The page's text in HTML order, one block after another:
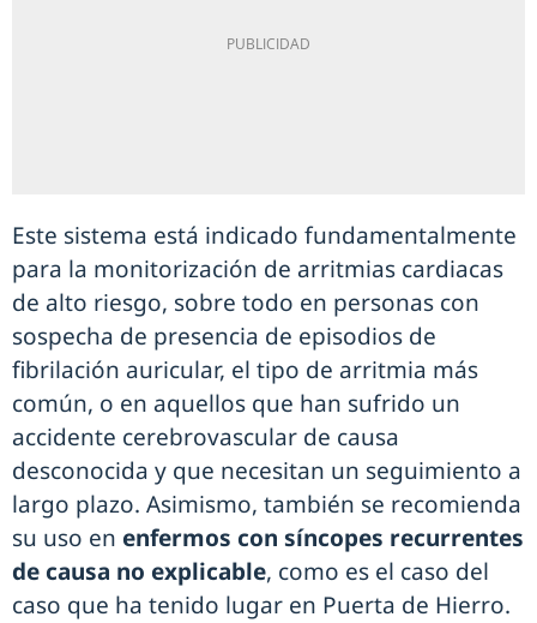
Este sistema está indicado fundamentalmente
para la monitorización de arritmias cardiacas
de alto riesgo, sobre todo en personas con
sospecha de presencia de episodios de
fibrilación auricular, el tipo de arritmia más
común, o en aquellos que han sufrido un
accidente cerebrovascular de causa
desconocida y que necesitan un seguimiento a
largo plazo. Asimismo, también se recomienda
su uso en enfermos con síncopes recurrentes
de causa no explicable, como es el caso del
caso que ha tenido lugar en Puerta de Hierro.